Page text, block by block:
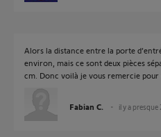
Alors la distance entre la porte
environ, mais ce sont deux pièces
cm. Donc voilà je vous remercie pour
Fabian C. il y a presque